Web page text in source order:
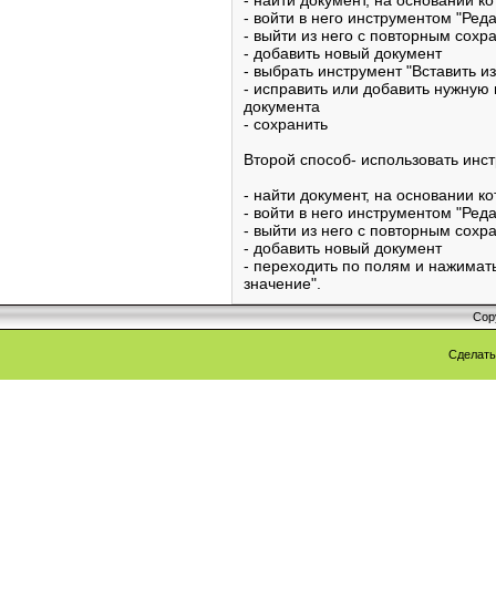
- войти в него инструментом
- выйти из него с повторным
- добавить новый документ
- выбрать инструмент "Вставить
- исправить или добавить
документа
- сохранить
Второй способ- использовать
- найти документ, на основании
- войти в него инструментом
- выйти из него с повторным
- добавить новый документ
- переходить по полям и
значение".